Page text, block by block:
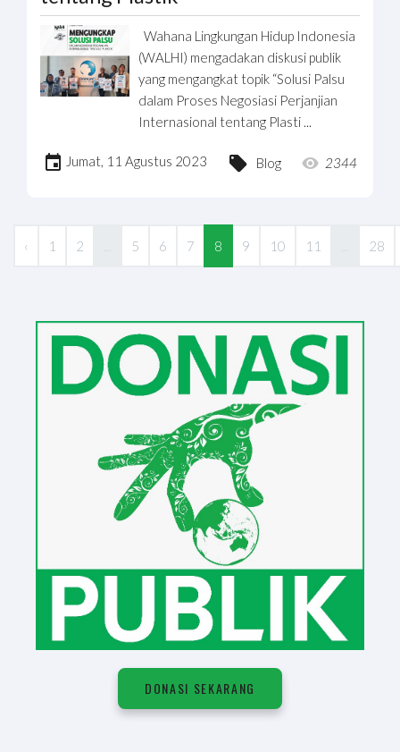
Wahana Lingkungan Hidup Indonesia
(WALHI) mengadakan diskusi publik
yang mengangkat topik “Solusi Palsu
dalam Proses Negosiasi Perjanjian
Internasional tentang Plasti ...
Jumat, 11 Agustus 2023 Blog 2344
‹ 1 2 5 6 7 8 9 10 11 28
DONASI SEKARANG